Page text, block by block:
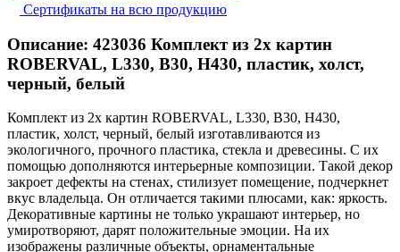
Сертификаты на всю продукцию
Описание: 423036 Комплект из 2х картин
ROBERVAL, L330, B30, H430, пластик, холст,
черный, белый
Комплект из 2х картин ROBERVAL, L330, B30, H430,
пластик, холст, черный, белый изготавливаются из
экологичного, прочного пластика, стекла и древесины. С их
помощью дополняются интерьерные композиции. Такой декор
закроет дефекты на стенах, стилизует помещение, подчеркнет
вкус владельца. Он отличается такими плюсами, как: яркость.
Декоративные картины не только украшают интерьер, но
умиротворяют, дарят положительные эмоции. На их
изображены различные объекты, орнаментальные